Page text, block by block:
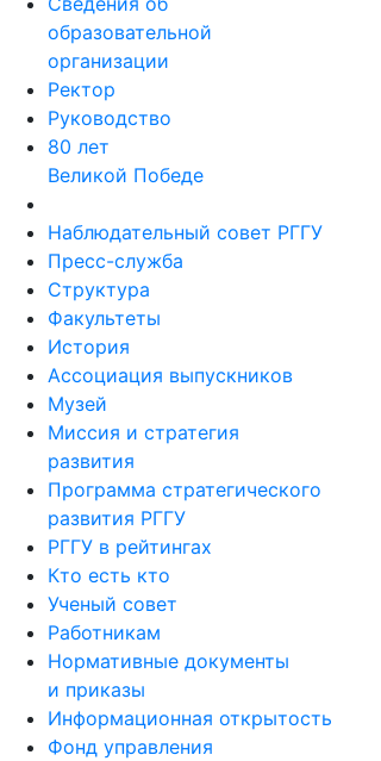
образовательной
организации
Ректор
Руководство
80 лет
Великой Победе
Наблюдательный совет РГГУ
Пресс-служба
Структура
Факультеты
История
Ассоциация выпускников
Музей
Миссия и стратегия
развития
Программа стратегического
развития РГГУ
РГГУ в рейтингах
Кто есть кто
Ученый совет
Работникам
Нормативные документы
и приказы
Информационная открытость
Фонд управления